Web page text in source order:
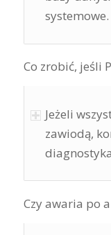
systemowe.
Co zrobić, jeśli
Jeżeli
zawiodą,
Czy awaria po